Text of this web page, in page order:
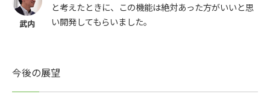
と考えたときに、この機能は絶対あった方がいいと思
い開発してもらいました。
今後の展望